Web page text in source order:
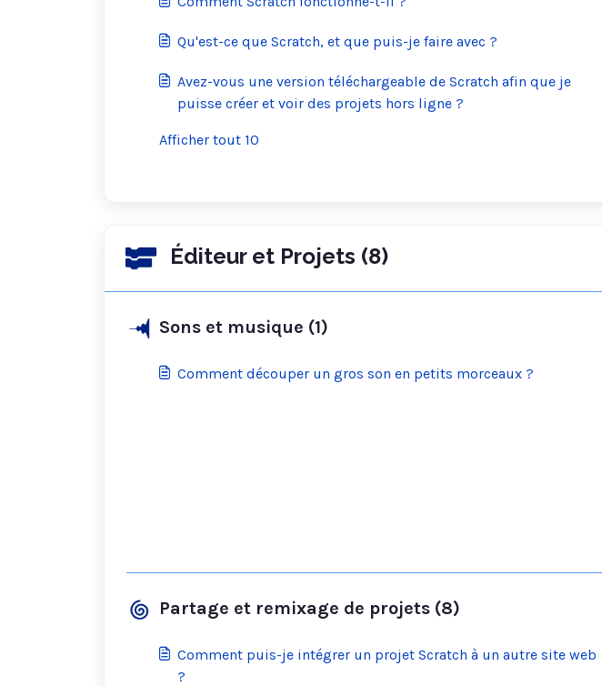
Qu'est-ce que Scratch, et que puis-je faire avec ?
Avez-vous une version téléchargeable de Scratch afin que je
puisse créer et voir des projets hors ligne ?
Afficher tout 10
Éditeur et Projets (8)
Sons et musique (1)
Comment découper un gros son en petits morceaux ?
Partage et remixage de projets (8)
Comment puis-je intégrer un projet Scratch à un autre site web
?